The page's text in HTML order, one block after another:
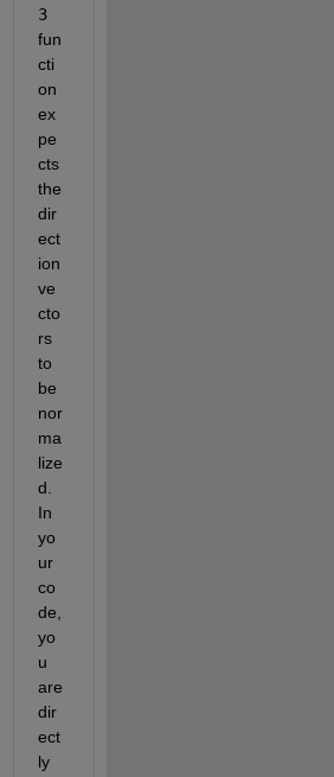
3
fun
cti
on
ex
pe
cts
the
dir
ect
ion
ve
cto
rs
to
be
nor
ma
lize
d.
In
yo
ur
co
de,
yo
u
are
dir
ect
ly